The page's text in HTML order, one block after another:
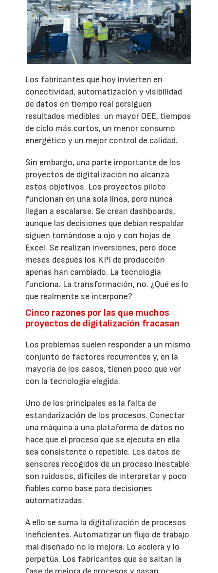
Los fabricantes que hoy invierten en
conectividad, automatización y visibilidad
de datos en tiempo real persiguen
resultados medibles: un mayor OEE, tiempos
de ciclo más cortos, un menor consumo
energético y un mejor control de calidad.
Sin embargo, una parte importante de los
proyectos de digitalización no alcanza
estos objetivos. Los proyectos piloto
funcionan en una sola línea, pero nunca
llegan a escalarse. Se crean dashboards,
aunque las decisiones que debían respaldar
siguen tomándose a ojo y con hojas de
Excel. Se realizan inversiones, pero doce
meses después los KPI de producción
apenas han cambiado. La tecnología
funciona. La transformación, no. ¿Qué es lo
que realmente se interpone?
Cinco razones por las que muchos
proyectos de digitalización fracasan
Los problemas suelen responder a un mismo
conjunto de factores recurrentes y, en la
mayoría de los casos, tienen poco que ver
con la tecnología elegida.
Uno de los principales es la falta de
estandarización de los procesos. Conectar
una máquina a una plataforma de datos no
hace que el proceso que se ejecuta en ella
sea consistente o repetible. Los datos de
sensores recogidos de un proceso inestable
son ruidosos, difíciles de interpretar y poco
fiables como base para decisiones
automatizadas.
A ello se suma la digitalización de procesos
ineficientes. Automatizar un flujo de trabajo
mal diseñado no lo mejora. Lo acelera y lo
perpetúa. Los fabricantes que se saltan la